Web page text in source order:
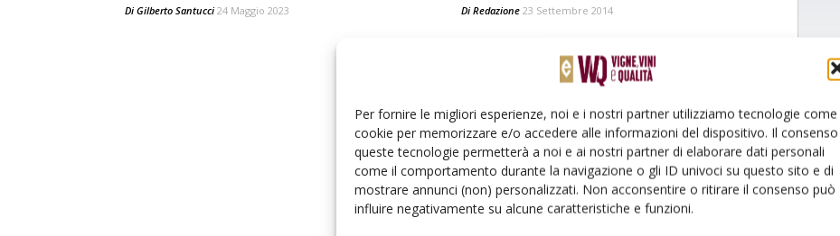
Per fornire le migliori esperienze, noi e i nostri partner utilizziamo tecnologie come
cookie per memorizzare e/o accedere alle informazioni del dispositivo. Il consenso
queste tecnologie permetterà a noi e ai nostri partner di elaborare dati personali
come il comportamento durante la navigazione o gli ID univoci su questo sito e di
mostrare annunci (non) personalizzati. Non acconsentire o ritirare il consenso può
influire negativamente su alcune caratteristiche e funzioni.
Di Gilberto Santucci 24 Maggio 2023 Di Redazione 23 Settembre 2014
I